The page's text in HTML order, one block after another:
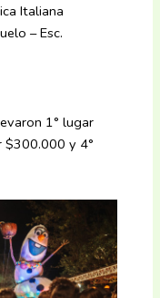
Italiana
– Esc.
1° lugar
$300.000 y 4°